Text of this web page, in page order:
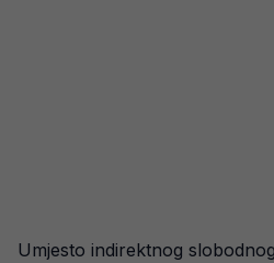
Umjesto indirektnog